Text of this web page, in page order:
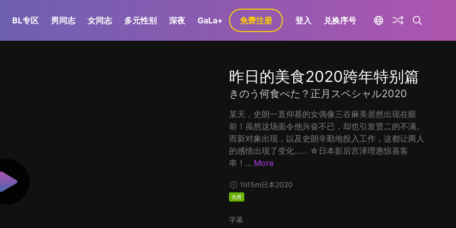
BL专区 男同志 女同志 多元性别 深夜 GaLa+ 免费注册 登入 兑换序号
昨日的美食2020跨年特别篇
きのう何食べた？正月スペシャル2020
某天，史朗一直仰慕的女偶像三谷麻美居然出现在眼
前！虽然这场面令他兴奋不已，却也引发贤二的不满。
而新对象出现，以及史朗辛勤地投入工作，这都让两人
的感情出现了变化…… ☆日本影后宫泽理惠惊喜客
串！... More
1h15m日本2020
免费
字幕